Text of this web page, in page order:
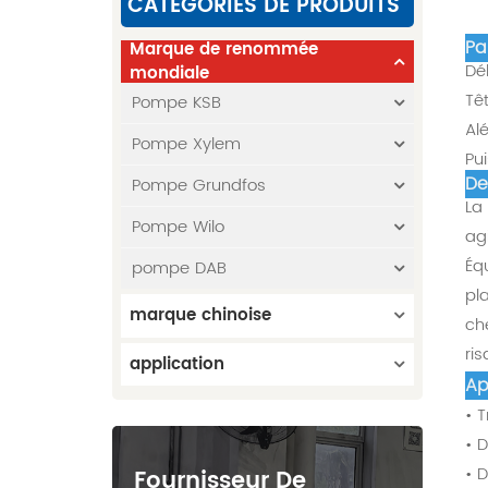
Marque de renommée
mondiale
Pompe KSB
Pompe Xylem
Pompe Grundfos
Pompe Wilo
pompe DAB
marque chinoise
application
•
•
•